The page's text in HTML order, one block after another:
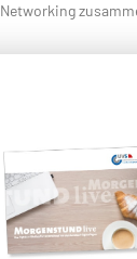
Networking